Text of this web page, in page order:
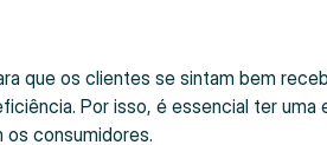
que os clientes se sintam bem
Por isso, é essencial ter uma
os consumidores.